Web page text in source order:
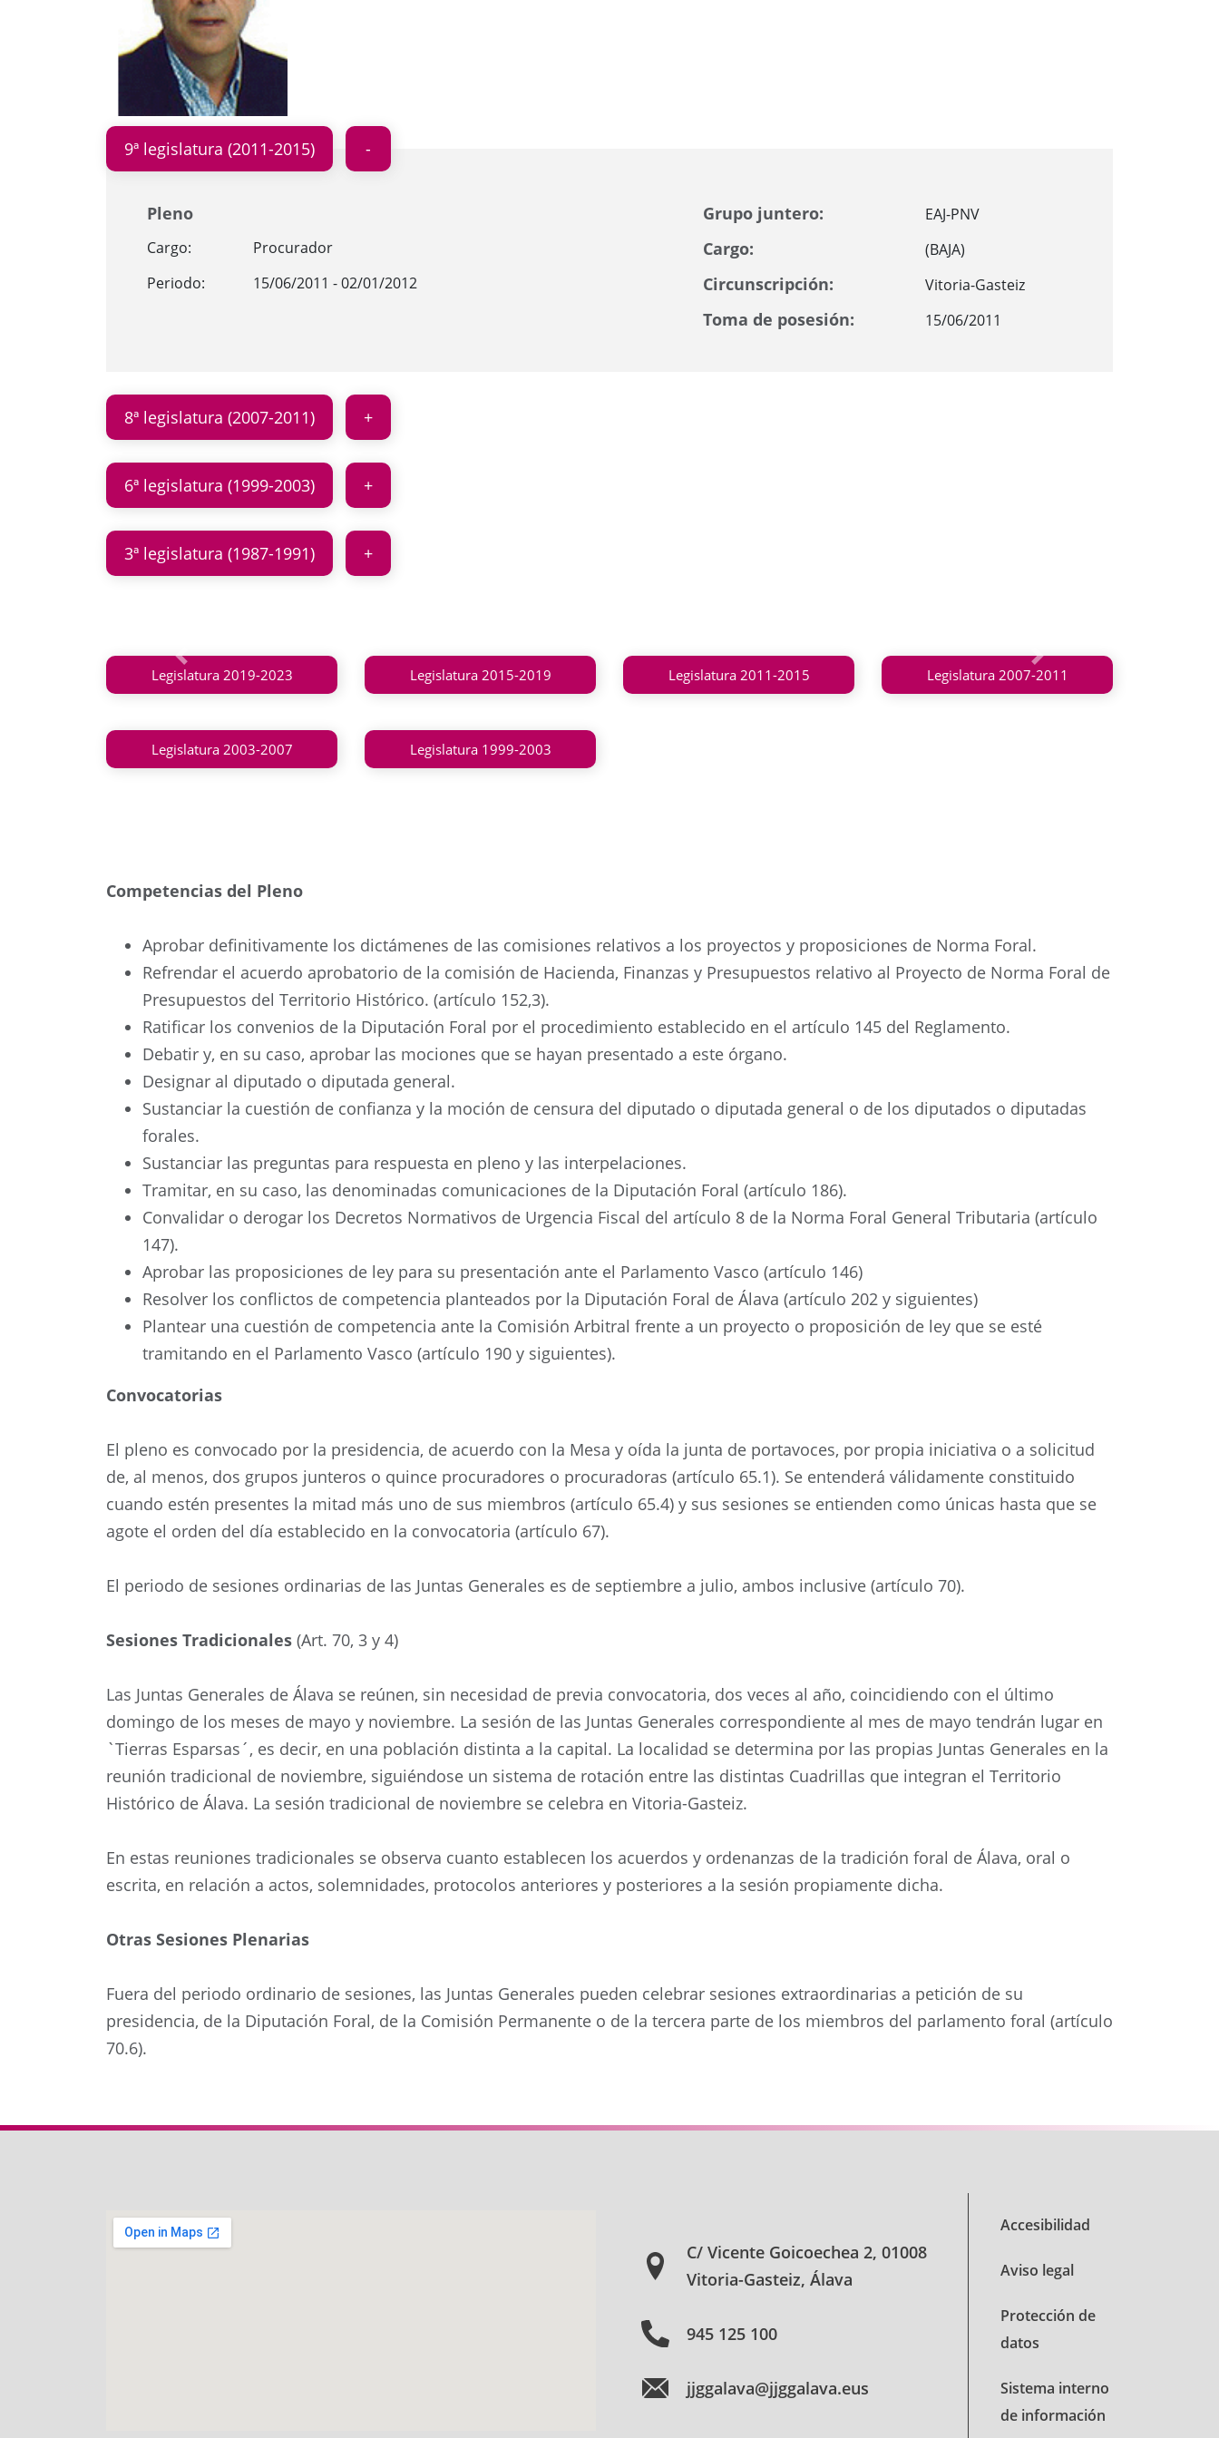
9ª legislatura (2011-2015)
Pleno
Cargo:
Procurador
Periodo:
15/06/2011 - 02/01/2012
Grupo juntero: EAJ-PNV
Cargo: (BAJA)
Circunscripción: Vitoria-Gasteiz
Toma de posesión: 15/06/2011
8ª legislatura (2007-2011)
6ª legislatura (1999-2003)
3ª legislatura (1987-1991)
Anterior Siguiente
Legislatura 2019-2023 Legislatura 2015-2019 Legislatura 2011-2015 Legislatura 2007-2011
Legislatura 2003-2007 Legislatura 1999-2003
Competencias del Pleno
Aprobar definitivamente los dictámenes de las comisiones relativos a los proyectos y proposiciones de Norma Foral.
Refrendar el acuerdo aprobatorio de la comisión de Hacienda, Finanzas y Presupuestos relativo al Proyecto de Norma Foral de
Presupuestos del Territorio Histórico. (artículo 152,3).
Ratificar los convenios de la Diputación Foral por el procedimiento establecido en el artículo 145 del Reglamento.
Debatir y, en su caso, aprobar las mociones que se hayan presentado a este órgano.
Designar al diputado o diputada general.
Sustanciar la cuestión de confianza y la moción de censura del diputado o diputada general o de los diputados o diputadas
forales.
Sustanciar las preguntas para respuesta en pleno y las interpelaciones.
Tramitar, en su caso, las denominadas comunicaciones de la Diputación Foral (artículo 186).
Convalidar o derogar los Decretos Normativos de Urgencia Fiscal del artículo 8 de la Norma Foral General Tributaria (artículo
147).
Aprobar las proposiciones de ley para su presentación ante el Parlamento Vasco (artículo 146)
Resolver los conflictos de competencia planteados por la Diputación Foral de Álava (artículo 202 y siguientes)
Plantear una cuestión de competencia ante la Comisión Arbitral frente a un proyecto o proposición de ley que se esté
tramitando en el Parlamento Vasco (artículo 190 y siguientes).
Convocatorias
El pleno es convocado por la presidencia, de acuerdo con la Mesa y oída la junta de portavoces, por propia iniciativa o a solicitud
de, al menos, dos grupos junteros o quince procuradores o procuradoras (artículo 65.1). Se entenderá válidamente constituido
cuando estén presentes la mitad más uno de sus miembros (artículo 65.4) y sus sesiones se entienden como únicas hasta que se
agote el orden del día establecido en la convocatoria (artículo 67).
El periodo de sesiones ordinarias de las Juntas Generales es de septiembre a julio, ambos inclusive (artículo 70).
Sesiones Tradicionales (Art. 70, 3 y 4)
Las Juntas Generales de Álava se reúnen, sin necesidad de previa convocatoria, dos veces al año, coincidiendo con el último
domingo de los meses de mayo y noviembre. La sesión de las Juntas Generales correspondiente al mes de mayo tendrán lugar en
`Tierras Esparsas´, es decir, en una población distinta a la capital. La localidad se determina por las propias Juntas Generales en la
reunión tradicional de noviembre, siguiéndose un sistema de rotación entre las distintas Cuadrillas que integran el Territorio
Histórico de Álava. La sesión tradicional de noviembre se celebra en Vitoria-Gasteiz.
En estas reuniones tradicionales se observa cuanto establecen los acuerdos y ordenanzas de la tradición foral de Álava, oral o
escrita, en relación a actos, solemnidades, protocolos anteriores y posteriores a la sesión propiamente dicha.
Otras Sesiones Plenarias
Fuera del periodo ordinario de sesiones, las Juntas Generales pueden celebrar sesiones extraordinarias a petición de su
presidencia, de la Diputación Foral, de la Comisión Permanente o de la tercera parte de los miembros del parlamento foral (artículo
70.6).
C/ Vicente Goicoechea 2, 01008
Vitoria-Gasteiz, Álava
945 125 100
jjggalava@jjggalava.eus
Accesibilidad
Aviso legal
Protección de
datos
Sistema interno
de información